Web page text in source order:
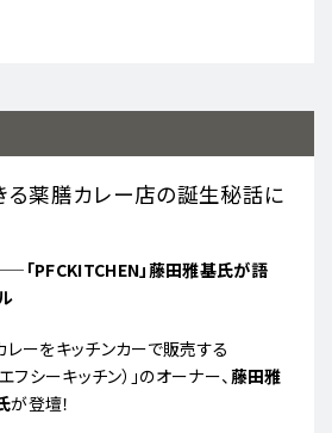
る薬膳カレー店の誕生秘話に
「PFCKITCHEN」藤田雅基氏が語
ーをキッチンカーで販売する
フシーキッチン）」のオーナー、藤田雅
が登壇！